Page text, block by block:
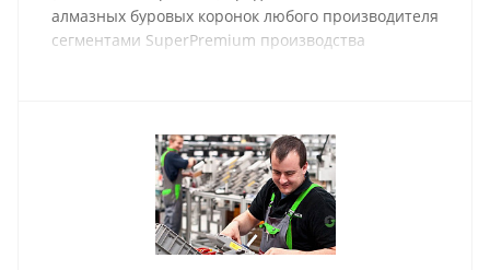
алмазных буровых коронок любого производителя
сегментами SuperPremium производства